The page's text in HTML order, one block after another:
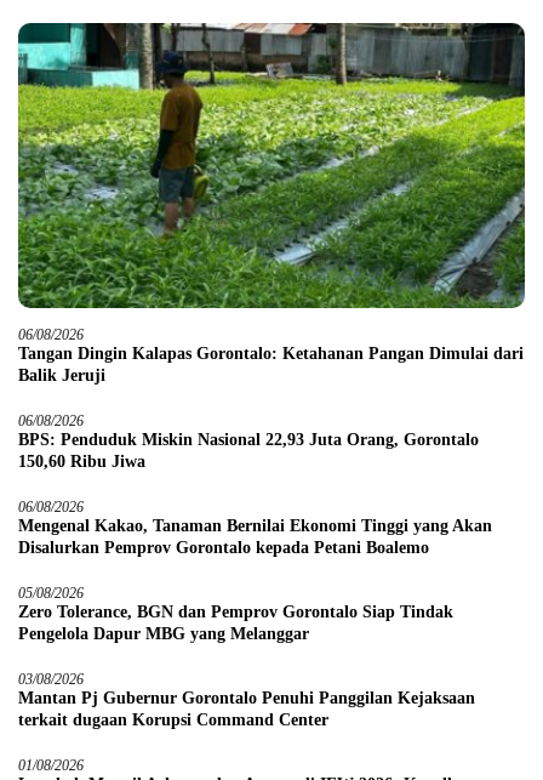
06/08/2026
Tangan Dingin Kalapas Gorontalo: Ketahanan Pangan Dimulai dari
Balik Jeruji
06/08/2026
BPS: Penduduk Miskin Nasional 22,93 Juta Orang, Gorontalo
150,60 Ribu Jiwa
06/08/2026
Mengenal Kakao, Tanaman Bernilai Ekonomi Tinggi yang Akan
Disalurkan Pemprov Gorontalo kepada Petani Boalemo
05/08/2026
Zero Tolerance, BGN dan Pemprov Gorontalo Siap Tindak
Pengelola Dapur MBG yang Melanggar
03/08/2026
Mantan Pj Gubernur Gorontalo Penuhi Panggilan Kejaksaan
terkait dugaan Korupsi Command Center
01/08/2026